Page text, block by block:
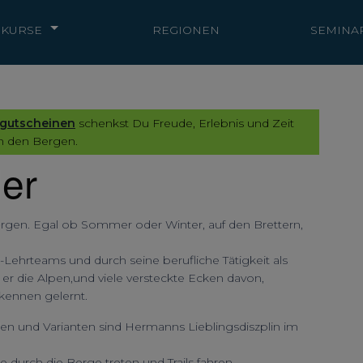
KURSE REGIONEN
schenkst Du Freude, Erlebnis und Zeit
den Bergen.
Egal ob Sommer oder Winter, auf den Brettern,
und durch seine berufliche Tätigkeit als
die Alpen,und viele versteckte Ecken davon,
gelernt.
und Varianten sind Hermanns Lieblingsdiszplin im